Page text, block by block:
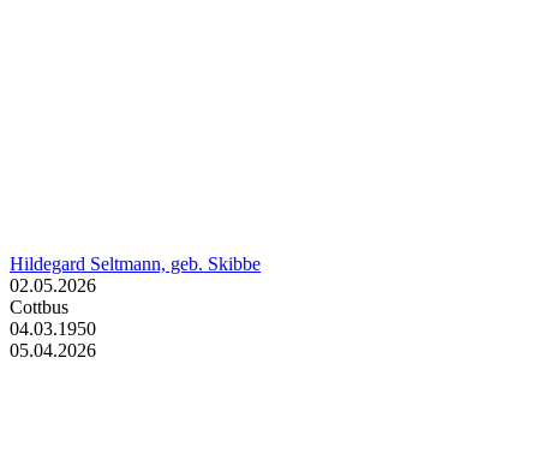
Hildegard Seltmann, geb. Skibbe
02.05.2026
Cottbus
04.03.1950
05.04.2026